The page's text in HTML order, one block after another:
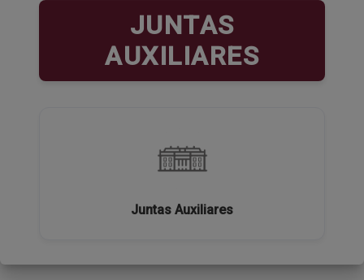
JUNTAS
AUXILIARES
Juntas Auxiliares